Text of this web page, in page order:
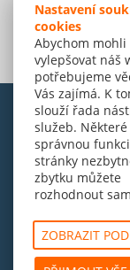
Nastavení
cookies
Abychom mohli
vylepšovat náš
potřebujeme
Vás zajímá. K
slouží řada
služeb.
správnou
stránky
zbytku můžete
rozhodnout
ZOBRAZIT
© Amenit Software
Powered by